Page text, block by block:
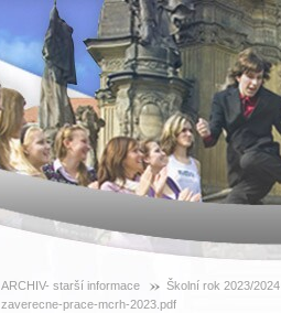
ARCHIV- starší informace Školní rok 2023/2024
zaverecne-prace-mcrh-2023.pdf